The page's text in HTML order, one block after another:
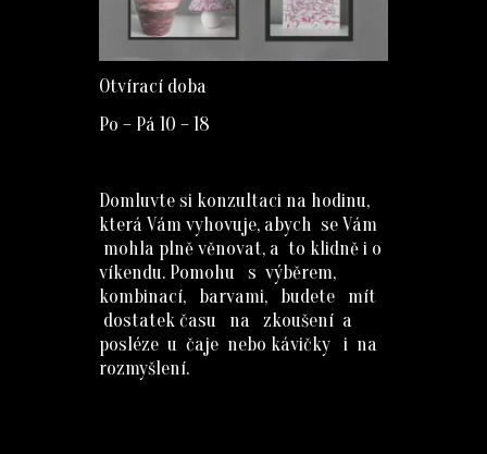
Otvírací doba
Po – Pá 10 – 18
Domluvte si konzultaci na hodinu,
která Vám vyhovuje, abych se Vám
mohla plně věnovat, a to klidně i o
víkendu. Pomohu s výběrem,
kombinací, barvami, budete mít
dostatek času na zkoušení a
posléze u čaje nebo kávičky i na
rozmyšlení.